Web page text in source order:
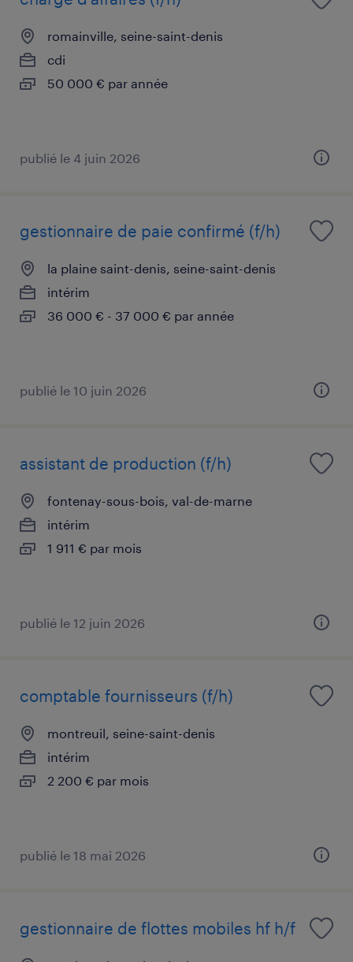
romainville, seine-saint-denis
cdi
50 000 € par année
publié le 4 juin 2026
gestionnaire de paie confirmé (f/h)
la plaine saint-denis, seine-saint-denis
intérim
36 000 € - 37 000 € par année
publié le 10 juin 2026
assistant de production (f/h)
fontenay-sous-bois, val-de-marne
intérim
1 911 € par mois
publié le 12 juin 2026
comptable fournisseurs (f/h)
montreuil, seine-saint-denis
intérim
2 200 € par mois
publié le 18 mai 2026
gestionnaire de flottes mobiles hf h/f